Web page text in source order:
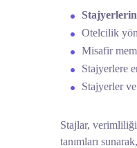
Otelcilik
Misafir
Stajyerlere
Stajyerler
Stajlar,
tanımları